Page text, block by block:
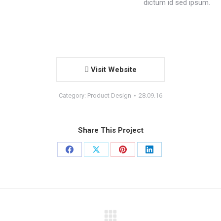
dictum id sed ipsum.
Visit Website
Category: Product Design 28.09.16
Share This Project
Share
Share
Share
Share